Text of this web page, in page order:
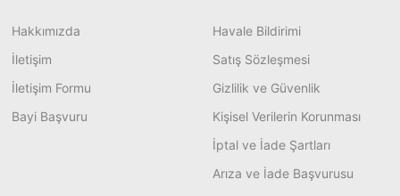
Hakkımızda
İletişim
İletişim Formu
Bayi Başvuru
Havale Bildirimi
Satış Sözleşmesi
Gizlilik ve Güvenlik
Kişisel Verilerin Korunması
İptal ve İade Şartları
Arıza ve İade Başvurusu